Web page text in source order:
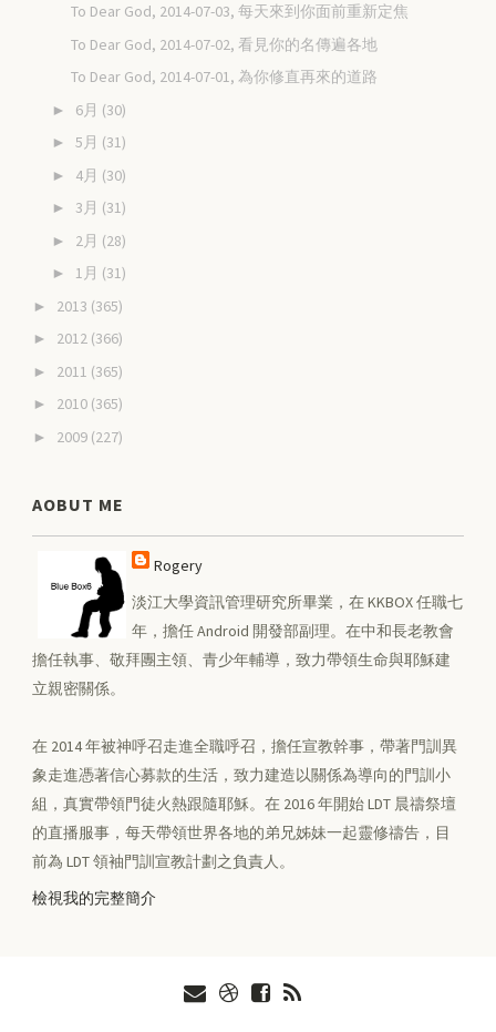
To Dear God, 2014-07-03, 每天來到你面前重新定焦
To Dear God, 2014-07-02, 看見你的名傳遍各地
To Dear God, 2014-07-01, 為你修直再來的道路
► 6月 (30)
► 5月 (31)
► 4月 (30)
► 3月 (31)
► 2月 (28)
► 1月 (31)
► 2013 (365)
► 2012 (366)
► 2011 (365)
► 2010 (365)
► 2009 (227)
AOBUT ME
Rogery
淡江大學資訊管理研究所畢業，在 KKBOX 任職七
年，擔任 Android 開發部副理。在中和長老教會
擔任執事、敬拜團主領、青少年輔導，致力帶領生命與耶穌建
立親密關係。
在 2014 年被神呼召走進全職呼召，擔任宣教幹事，帶著門訓異
象走進憑著信心募款的生活，致力建造以關係為導向的門訓小
組，真實帶領門徒火熱跟隨耶穌。在 2016 年開始 LDT 晨禱祭壇
的直播服事，每天帶領世界各地的弟兄姊妹一起靈修禱告，目
前為 LDT 領袖門訓宣教計劃之負責人。
檢視我的完整簡介